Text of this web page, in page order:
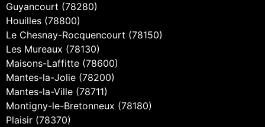
Guyancourt (78280)
Houilles (78800)
Le Chesnay-Rocquencourt (78150)
Les Mureaux (78130)
Maisons-Laffitte (78600)
Mantes-la-Jolie (78200)
Mantes-la-Ville (78711)
Montigny-le-Bretonneux (78180)
Plaisir (78370)